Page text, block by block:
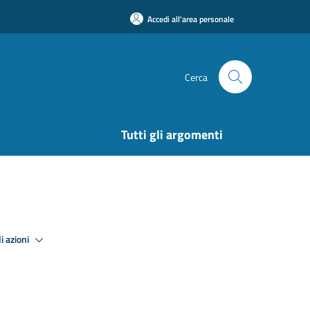
Accedi all'area personale
Cerca
Tutti gli argomenti
azioni